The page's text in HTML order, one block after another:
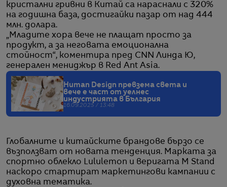
кристални гривни в Китай са нараснали с 320%
на годишна база, достигайки пазар от над 444
млн. долара.
„Младите хора вече не плащат просто за
продукт, а за неговата емоционална
стойност“, коментира пред CNN Линда Ю,
генерален мениджър в Red Ant Asia.
Human Design превзема света и
вече е част от уелнес
индустрията в България
16.09.2025 / 13:48
Глобалните и китайските брандове бързо се
възползват от новата тенденция. Марката за
спортно облекло Lululemon и веригата M Stand
наскоро стартират маркетингови кампании с
духовна тематика.